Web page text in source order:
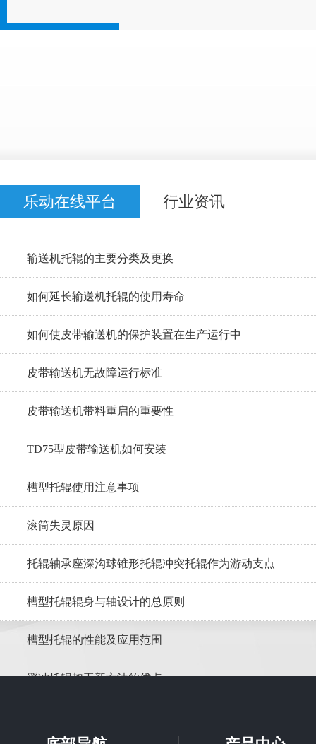
乐动在线平台 行业资讯
输送机托辊的主要分类及更换
如何延长输送机托辊的使用寿命
如何使皮带输送机的保护装置在生产运行中
皮带输送机无故障运行标准
皮带输送机带料重启的重要性
TD75型皮带输送机如何安装
槽型托辊使用注意事项
滚筒失灵原因
托辊轴承座深沟球锥形托辊冲突托辊作为游动支点
槽型托辊辊身与轴设计的总原则
槽型托辊的性能及应用范围
缓冲托辊加工新方法的优点